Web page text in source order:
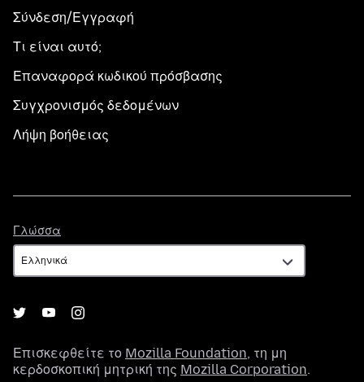
Σύνδεση/Εγγραφή
Τι είναι αυτό;
Επαναφορά κωδικού πρόσβασης
Συγχρονισμός δεδομένων
Λήψη βοήθειας
Γλώσσα
Επισκεφθείτε το Mozilla Foundation, τη μη
κερδοσκοπική μητρική της Mozilla Corporation.